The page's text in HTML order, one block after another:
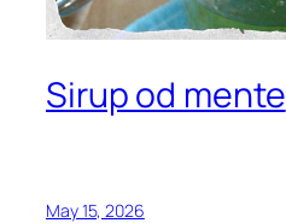
Sirup od mente
May 15, 2026